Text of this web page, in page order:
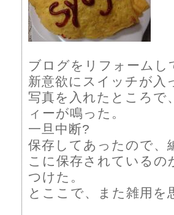
ブログをリフォーム
新意欲にスイッチが入
写真を入れたところで
ィーが鳴った。
一旦中断?
保存してあったので、
こに保存されている
つけた。
とここで、また雑用